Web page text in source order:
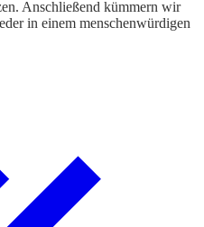
Anschließend kümmern wir
in einem menschenwürdigen